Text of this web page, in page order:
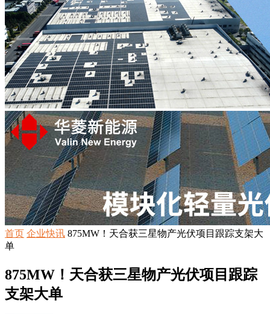
首页 企业快讯 875MW！天合获三星物产光伏项目跟踪支架大
单
875MW！天合获三星物产光伏项目跟踪
支架大单